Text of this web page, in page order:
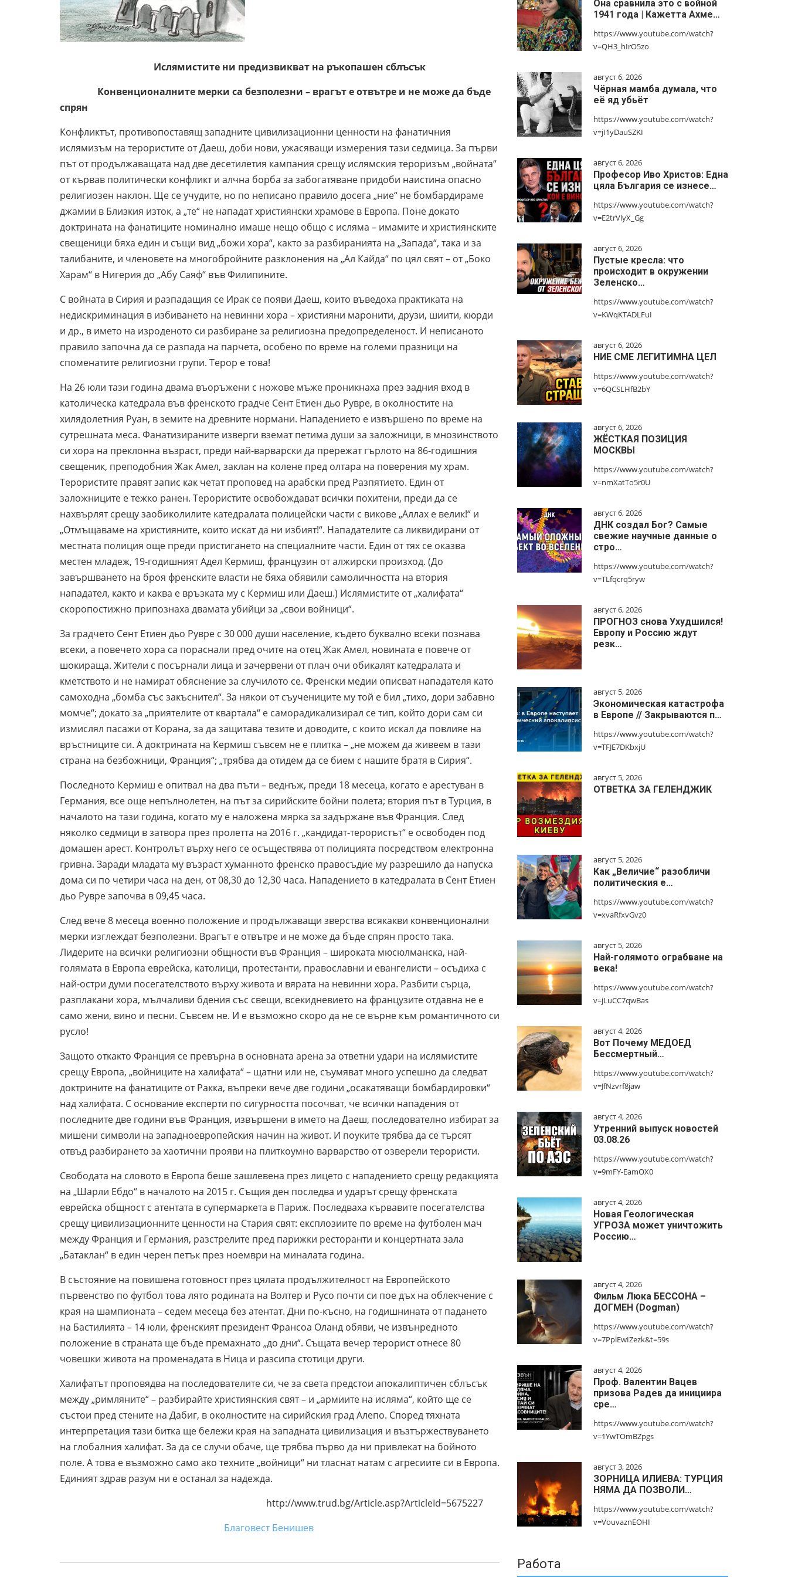
Ислямистите ни предизвикват на ръкопашен сблъсък
Конвенционалните мерки са безполезни – врагът е отвътре и не може да бъде
спрян
Конфликтът, противопоставящ западните цивилизационни ценности на фанатичния
ислямизъм на терористите от Даеш, доби нови, ужасяващи измерения тази седмица. За първи
път от продължаващата над две десетилетия кампания срещу ислямския тероризъм „войната“
от кървав политически конфликт и алчна борба за забогатяване придоби наистина опасно
религиозен наклон. Ще се учудите, но по неписано правило досега „ние“ не бомбардираме
джамии в Близкия изток, а „те“ не нападат християнски храмове в Европа. Поне докато
доктрината на фанатиците номинално имаше нещо общо с исляма – имамите и християнските
свещеници бяха един и същи вид „божи хора“, както за разбиранията на „Запада“, така и за
талибаните, и членовете на многобройните разклонения на „Ал Кайда“ по цял свят – от „Боко
Харам“ в Нигерия до „Абу Саяф“ във Филипините.
С войната в Сирия и разпадащия се Ирак се появи Даеш, които въведоха практиката на
недискриминация в избиването на невинни хора – християни маронити, друзи, шиити, кюрди
и др., в името на изроденото си разбиране за религиозна предопределеност. И неписаното
правило започна да се разпада на парчета, особено по време на големи празници на
споменатите религиозни групи. Терор е това!
На 26 юли тази година двама въоръжени с ножове мъже проникнаха през задния вход в
католическа катедрала във френското градче Сент Етиен дьо Рувре, в околностите на
хилядолетния Руан, в земите на древните нормани. Нападението е извършено по време на
сутрешната меса. Фанатизираните изверги вземат петима души за заложници, в мнозинството
си хора на преклонна възраст, преди най-варварски да прережат гърлото на 86-годишния
свещеник, преподобния Жак Амел, заклан на колене пред олтара на поверения му храм.
Терористите правят запис как четат проповед на арабски пред Разпятието. Един от
заложниците е тежко ранен. Терористите освобождават всички похитени, преди да се
нахвърлят срещу заобиколилите катедралата полицейски части с викове „Аллах е велик!“ и
„Отмъщаваме на християните, които искат да ни избият!“. Нападателите са ликвидирани от
местната полиция още преди пристигането на специалните части. Един от тях се оказва
местен младеж, 19-годишният Адел Кермиш, французин от алжирски произход. (До
завършването на броя френските власти не бяха обявили самоличността на втория
нападател, както и каква е връзката му с Кермиш или Даеш.) Ислямистите от „халифата“
скоропостижно припознаха двамата убийци за „свои войници“.
За градчето Сент Етиен дьо Рувре с 30 000 души население, където буквално всеки познава
всеки, а повечето хора са пораснали пред очите на отец Жак Амел, новината е повече от
шокираща. Жители с посърнали лица и зачервени от плач очи обикалят катедралата и
кметството и не намират обяснение за случилото се. Френски медии описват нападателя като
самоходна „бомба със закъснител“. За някои от съучениците му той е бил „тихо, дори забавно
момче“; докато за „приятелите от квартала“ е саморадикализирал се тип, който дори сам си
измислял пасажи от Корана, за да защитава тезите и доводите, с които искал да повлияе на
връстниците си. А доктрината на Кермиш съвсем не е плитка – „не можем да живеем в тази
страна на безбожници, Франция“; „трябва да отидем да се бием с нашите братя в Сирия“.
Последното Кермиш е опитвал на два пъти – веднъж, преди 18 месеца, когато е арестуван в
Германия, все още непълнолетен, на път за сирийските бойни полета; втория път в Турция, в
началото на тази година, когато му е наложена мярка за задържане във Франция. След
няколко седмици в затвора през пролетта на 2016 г. „кандидат-терористът“ е освободен под
домашен арест. Контролът върху него се осъществява от полицията посредством електронна
гривна. Заради младата му възраст хуманното френско правосъдие му разрешило да напуска
дома си по четири часа на ден, от 08,30 до 12,30 часа. Нападението в катедралата в Сент Етиен
дьо Рувре започва в 09,45 часа.
След вече 8 месеца военно положение и продължаващи зверства всякакви конвенционални
мерки изглеждат безполезни. Врагът е отвътре и не може да бъде спрян просто така.
Лидерите на всички религиозни общности във Франция – широката мюсюлманска, най-
голямата в Европа еврейска, католици, протестанти, православни и евангелисти – осъдиха с
най-остри думи посегателството върху живота и вярата на невинни хора. Разбити сърца,
разплакани хора, мълчаливи бдения със свещи, всекидневието на французите отдавна не е
само жени, вино и песни. Съвсем не. И е възможно скоро да не се върне към романтичното си
русло!
Защото откакто Франция се превърна в основната арена за ответни удари на ислямистите
срещу Европа, „войниците на халифата“ – щатни или не, съумяват много успешно да следват
доктрините на фанатиците от Ракка, въпреки вече две години „осакатяващи бомбардировки“
над халифата. С основание експерти по сигурността посочват, че всички нападения от
последните две години във Франция, извършени в името на Даеш, последователно избират за
мишени символи на западноевропейския начин на живот. И поуките трябва да се търсят
отвъд разбирането за хаотични прояви на плиткоумно варварство от озверели терористи.
Свободата на словото в Европа беше зашлевена през лицето с нападението срещу редакцията
на „Шарли Ебдо“ в началото на 2015 г. Същия ден последва и ударът срещу френската
еврейска общност с атентата в супермаркета в Париж. Последваха кървавите посегателства
срещу цивилизационните ценности на Стария свят: експлозиите по време на футболен мач
между Франция и Германия, разстрелите пред парижки ресторанти и концертната зала
„Батаклан“ в един черен петък през ноември на миналата година.
В състояние на повишена готовност през цялата продължителност на Европейското
първенство по футбол това лято родината на Волтер и Русо почти си пое дъх на облекчение с
края на шампионата – седем месеца без атентат. Дни по-късно, на годишнината от падането
на Бастилията – 14 юли, френският президент Франсоа Оланд обяви, че извънредното
положение в страната ще бъде премахнато „до дни“. Същата вечер терорист отнесе 80
човешки живота на променадата в Ница и разсипа стотици други.
Халифатът проповядва на последователите си, че за света предстои апокалиптичен сблъсък
между „римляните“ – разбирайте християнския свят – и „армиите на исляма“, който ще се
състои пред стените на Дабиг, в околностите на сирийския град Алепо. Според тяхната
интерпретация тази битка ще бележи края на западната цивилизация и възтържествуването
на глобалния халифат. За да се случи обаче, ще трябва първо да ни привлекат на бойното
поле. А това е възможно само ако техните „войници“ ни тласнат натам с агресиите си в Европа.
Единият здрав разум ни е останал за надежда.
http://www.trud.bg/Article.asp?ArticleId=5675227
Благовест Бенишев
Она сравнила это с войной
1941 года | Кажетта Ахме…
https://www.youtube.com/watch?
v=QH3_hIrO5zo
август 6, 2026
Чёрная мамба думала, что
её яд убьёт
https://www.youtube.com/watch?
v=jI1yDauSZKI
август 6, 2026
Професор Иво Христов: Една
цяла България се изнесе…
https://www.youtube.com/watch?
v=E2trVlyX_Gg
август 6, 2026
Пустые кресла: что
происходит в окружении
Зеленско…
https://www.youtube.com/watch?
v=KWqKTADLFuI
август 6, 2026
НИЕ СМЕ ЛЕГИТИМНА ЦЕЛ
https://www.youtube.com/watch?
v=6QCSLHfB2bY
август 6, 2026
ЖЁСТКАЯ ПОЗИЦИЯ
МОСКВЫ
https://www.youtube.com/watch?
v=nmXatTo5r0U
август 6, 2026
ДНК создал Бог? Самые
свежие научные данные о
стро…
https://www.youtube.com/watch?
v=TLfqcrq5ryw
август 6, 2026
ПРОГНОЗ снова Ухудшился!
Европу и Россию ждут
резк…
август 5, 2026
Экономическая катастрофа
в Европе // Закрываются п…
https://www.youtube.com/watch?
v=TFJE7DKbxjU
август 5, 2026
ОТВЕТКА ЗА ГЕЛЕНДЖИК
август 5, 2026
Как „Величие“ разобличи
политическия е…
https://www.youtube.com/watch?
v=xvaRfxvGvz0
август 5, 2026
Най-голямото ограбване на
века!
https://www.youtube.com/watch?
v=jLuCC7qwBas
август 4, 2026
Вот Почему МЕДОЕД
Бессмертный…
https://www.youtube.com/watch?
v=JfNzvrf8jaw
август 4, 2026
Утренний выпуск новостей
03.08.26
https://www.youtube.com/watch?
v=9mFY-EamOX0
август 4, 2026
Новая Геологическая
УГРОЗА может уничтожить
Россию…
август 4, 2026
Фильм Люка БЕССОНА –
ДОГМЕН (Dogman)
https://www.youtube.com/watch?
v=7PplEwIZezk&t=59s
август 4, 2026
Проф. Валентин Вацев
призова Радев да инициира
сре…
https://www.youtube.com/watch?
v=1YwTOmBZpgs
август 3, 2026
ЗОРНИЦА ИЛИЕВА: ТУРЦИЯ
НЯМА ДА ПОЗВОЛИ…
https://www.youtube.com/watch?
v=VouvaznEOHI
Работа